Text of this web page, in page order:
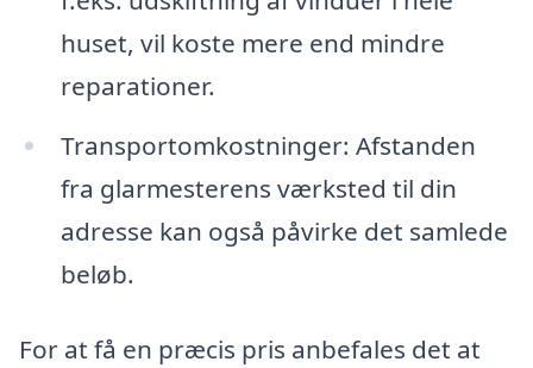
huset, vil koste mere end mindre
reparationer.
Transportomkostninger: Afstanden
fra glarmesterens værksted til din
adresse kan også påvirke det samlede
beløb.
For at få en præcis pris anbefales det at